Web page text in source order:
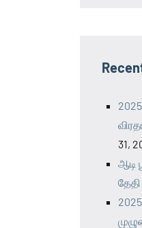
31,
ஆடி